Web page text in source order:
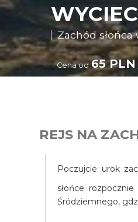
Zachód
Cena od 65 PLN
REJS NA
Poczujcie urok
słońce
Śródziemnego,